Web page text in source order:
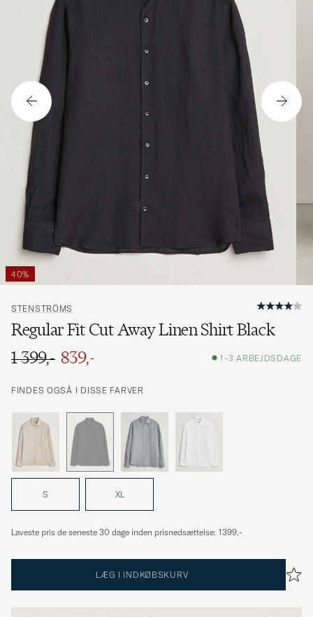
40%
STENSTRÖMS
Regular Fit Cut Away Linen Shirt Black
Ordinary pris
1 399,-
Nedsat pris
839,- 1-3 ARBEJDSDAGE
FINDES OGSÅ I DISSE FARVER
S XL
Laveste pris de seneste 30 dage inden prisnedsættelse: 1399,-
LÆG I INDKØBSKURV